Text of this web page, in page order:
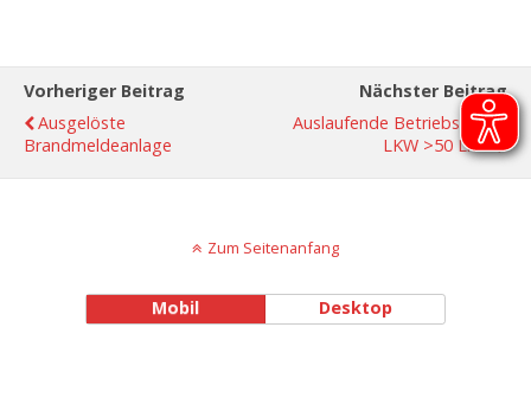
Vorheriger Beitrag
Ausgelöste
Brandmeldeanlage
Nächster Beitrag
Auslaufende Betriebsstoffe
LKW >50 Liter
Zum Seitenanfang
Mobil Desktop